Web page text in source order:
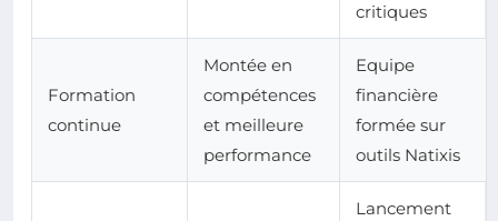
critiques
Formation
continue
Montée en
compétences
et meilleure
performance
Equipe
financière
formée sur
outils Natixis
Lancement